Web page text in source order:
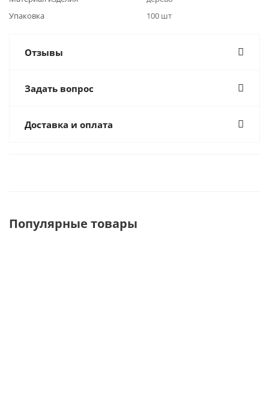
Упаковка
100 шт
Отзывы
Задать вопрос
Доставка и оплата
Популярные товары